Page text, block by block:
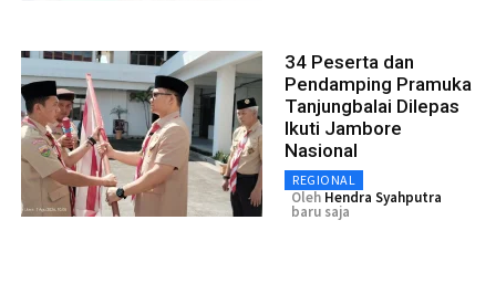
34 Peserta dan
Pendamping Pramuka
Tanjungbalai Dilepas
Ikuti Jambore
Nasional
REGIONAL
Oleh Hendra Syahputra
baru saja